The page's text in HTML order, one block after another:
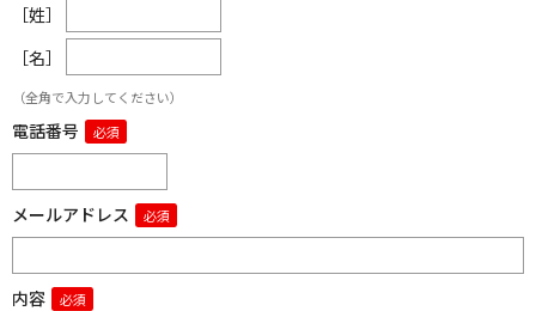
［姓］
［名］
（全角で入力してください）
電話番号
メールアドレス
内容